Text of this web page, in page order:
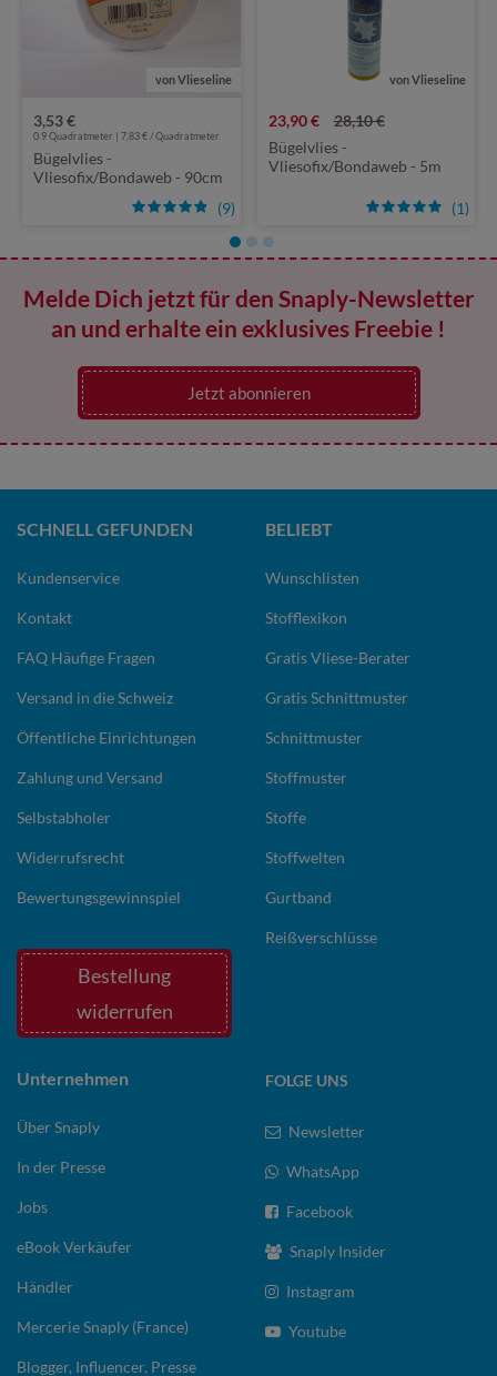
von Vlieseline
(9)
3,53 €
0.9 Quadratmeter | 7,83 € / Quadratmeter
Bügelvlies -
Vliesofix/Bondaweb - 90cm
von Vlieseline
(1)
23,90 €
28,10 €
Bügelvlies -
Vliesofix/Bondaweb - 5m
Melde Dich jetzt für den Snaply-Newsletter
an und erhalte ein exklusives Freebie !
Jetzt abonnieren
SCHNELL GEFUNDEN
Kundenservice
Kontakt
FAQ Häufige Fragen
Versand in die Schweiz
Öffentliche Einrichtungen
Zahlung und Versand
Selbstabholer
Widerrufsrecht
Bewertungsgewinnspiel
Bestellung
widerrufen
BELIEBT
Wunschlisten
Stofflexikon
Gratis Vliese-Berater
Gratis Schnittmuster
Schnittmuster
Stoffmuster
Stoffe
Stoffwelten
Gurtband
Reißverschlüsse
Unternehmen
Über Snaply
In der Presse
Jobs
eBook Verkäufer
Händler
Mercerie Snaply (France)
Blogger, Influencer, Presse
FOLGE UNS
Newsletter
WhatsApp
Facebook
Snaply Insider
Instagram
Youtube